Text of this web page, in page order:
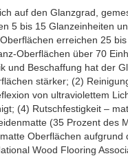
auf den Glanzgrad,
5 bis 15 Glanzeinheiten
erreichen 25
Oberflächen über 70
Beschaffung hat der
stärker; (2)
von ultraviolettem
(4) Rutschfestigkeit –
(35 Prozent des
Oberflächen aufgrund
Wood Flooring